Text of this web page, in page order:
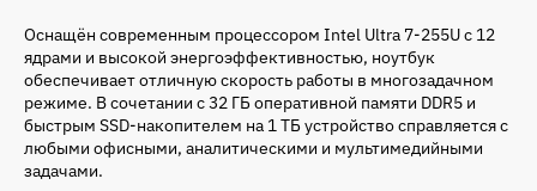
Оснащён современным процессором Intel Ultra 7-255U с 12
ядрами и высокой энергоэффективностью, ноутбук
обеспечивает отличную скорость работы в многозадачном
режиме. В сочетании с 32 ГБ оперативной памяти DDR5 и
быстрым SSD-накопителем на 1 ТБ устройство справляется с
любыми офисными, аналитическими и мультимедийными
задачами.